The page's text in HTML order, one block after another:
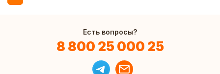
Есть вопросы?
8 800 25 000 25